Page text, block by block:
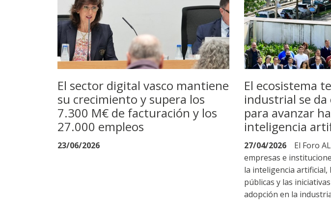
El sector digital vasco mantiene
su crecimiento y supera los
7.300 M€ de facturación y los
27.000 empleos
23/06/2026
El ecosistema
industrial se da
para avanzar
inteligencia
27/04/2026
El Foro
empresas e
la inteligencia
públicas y las
adopción en la